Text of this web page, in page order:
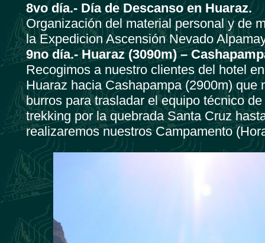
8vo día.- Día de Descanso en Huaraz.
Organización del material personal y de
la Expedicion Ascensión Nevado
9no día.- Huaraz (3090m) –
Recogimos a nuestro clientes del hotel
Huaraz hacia Cashapampa (2900m)
burros para trasladar el equipo técnico
trekking por la quebrada Santa Cruz
realizaremos nuestros Campamento